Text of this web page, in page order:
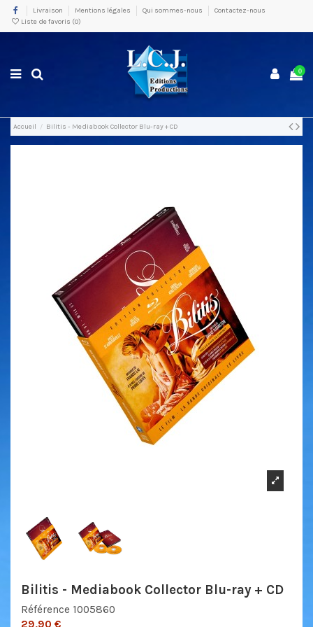
Livraison Mentions légales Qui sommes-nous
Contactez-nous
Liste de favoris (0)
0
Accueil Bilitis - Mediabook Collector Blu-ray + CD
Bilitis - Mediabook Collector Blu-ray + CD
Référence 1005860
29,90 €